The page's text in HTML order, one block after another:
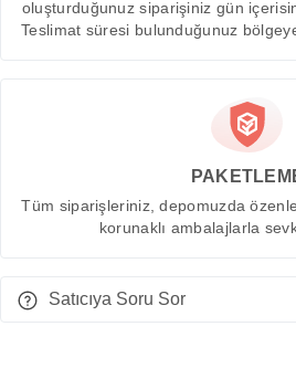
oluşturduğunuz siparişiniz gün
Teslimat süresi bulunduğunuz
Tüm siparişleriniz, depomuzda
korunaklı ambalajlarla
Satıcıya Soru Sor